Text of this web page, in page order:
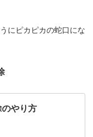
にピカピカの蛇口にな
やり方